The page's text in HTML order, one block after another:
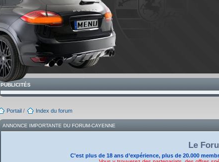
PUBLICITÉS
Portail / Index du forum
ANNONCE IMPORTANTE DU FORUM-CAYENNE
Le
C'est plus de 18 ans d’expérience, plus de 20.000